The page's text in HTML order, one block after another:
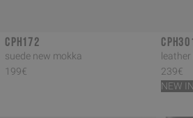
CPH172
suede new mokka
199€
CPH301
leather
239€
NEW IN